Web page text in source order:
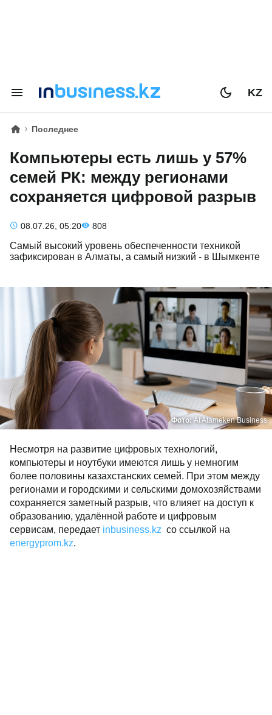
KZ
Последнее
Компьютеры есть лишь у 57%
семей РК: между регионами
сохраняется цифровой разрыв
08.07.26, 05:20 808
Самый высокий уровень обеспеченности техникой
зафиксирован в Алматы, а самый низкий - в Шымкенте
Фото:AI Atameken Business
Несмотря на развитие цифровых технологий,
компьютеры и ноутбуки имеются лишь у немногим
более половины казахстанских семей. При этом между
регионами и городскими и сельскими домохозяйствами
сохраняется заметный разрыв, что влияет на доступ к
образованию, удалённой работе и цифровым
сервисам, передает inbusiness.kz со ссылкой на
energyprom.kz.